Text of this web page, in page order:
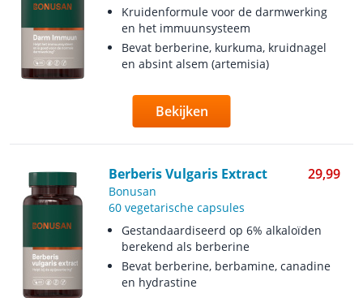
Kruidenformule voor de darmwerking
en het immuunsysteem
Bevat berberine, kurkuma, kruidnagel
en absint alsem (artemisia)
Bekijken
Berberis Vulgaris Extract 29,99
Bonusan
60 vegetarische capsules
Gestandaardiseerd op 6% alkaloïden
berekend als berberine
Bevat berberine, berbamine, canadine
en hydrastine